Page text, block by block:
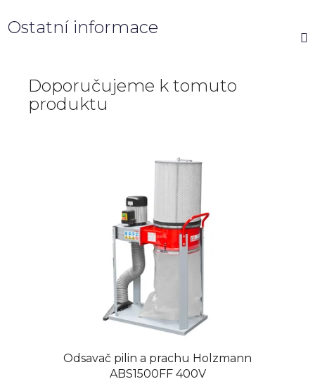
Ostatní informace
Doporučujeme k tomuto
produktu
Odsavač pilin a prachu Holzmann
ABS1500FF 400V